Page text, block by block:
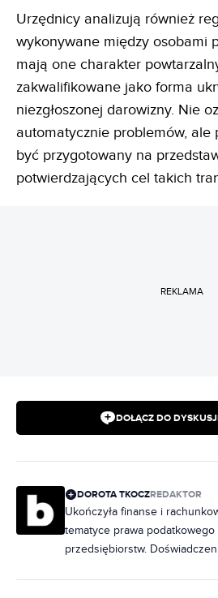
Urzędnicy analizują również
wykonywane między osobami
mają one charakter
zakwalifikowane jako forma
niezgłoszonej darowizny. Nie
automatycznie problemów, ale
być przygotowany na
potwierdzających cel takich
REKLAMA
DOŁĄCZ DO
DOROTA TKOCZREDAKTOR
Ukończyła finanse i
tematyce prawa
przedsiębiorstw.